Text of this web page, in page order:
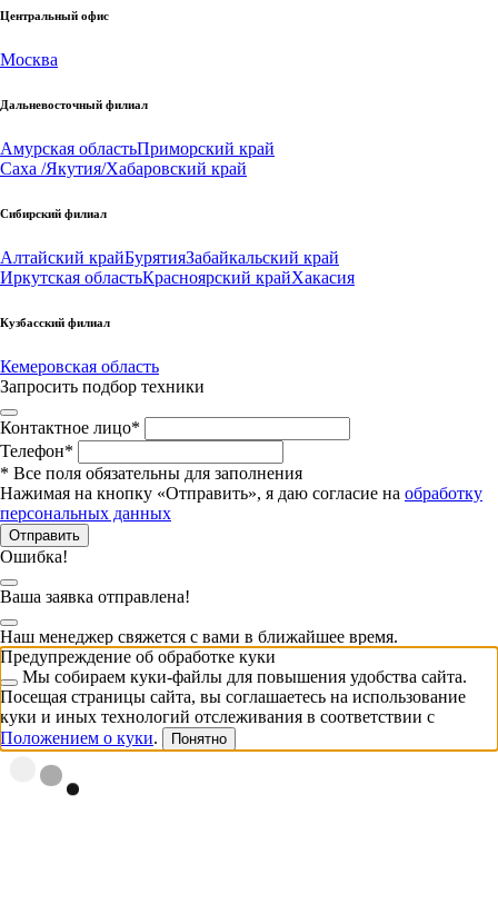
Центральный офис
Москва
Дальневосточный филиал
Амурская областьПриморский край
Саха /Якутия/Хабаровский край
Сибирский филиал
Алтайский крайБурятияЗабайкальский край
Иркутская областьКрасноярский крайХакасия
Кузбасский филиал
Кемеровская область
Запросить подбор техники
Контактное лицо*
Телефон*
* Все поля обязательны для заполнения
Нажимая на кнопку «Отправить», я даю согласие на обработку
персональных данных
Отправить
Ошибка!
Ваша заявка отправлена!
Наш менеджер свяжется с вами в ближайшее время.
Предупреждение об обработке куки
Мы собираем куки-файлы для повышения удобства сайта.
Посещая страницы сайта, вы соглашаетесь на использование
куки и иных технологий отслеживания в соответствии с
Положением о куки. Понятно